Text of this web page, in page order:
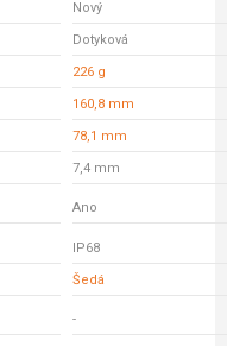
Nový
Dotyková
226 g
160,8 mm
78,1 mm
7,4 mm
Ano
IP68
Šedá
-